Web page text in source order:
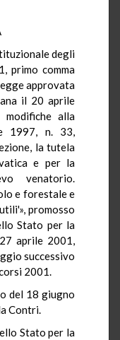
degli
primo comma
approvata
il 20 aprile
modifiche alla
1997, n. 33,
la tutela
e per la
venatorio.
e forestale e
promosso
Stato per la
aprile 2001,
successivo
2001.
del 18 giugno
Contri.
Stato per la